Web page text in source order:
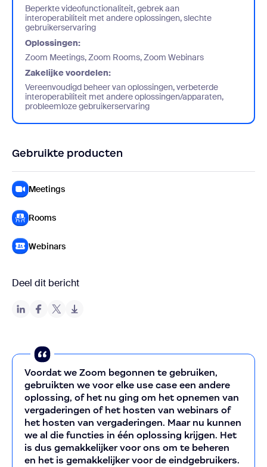
Beperkte videofunctionaliteit, gebrek aan
interoperabiliteit met andere oplossingen, slechte
gebruikerservaring
Oplossingen:
Zoom Meetings, Zoom Rooms, Zoom Webinars
Zakelijke voordelen:
Vereenvoudigd beheer van oplossingen, verbeterde
interoperabiliteit met andere oplossingen/apparaten,
probleemloze gebruikerservaring
Gebruikte producten
Meetings
Rooms
Webinars
Deel dit bericht
Voordat we Zoom begonnen te gebruiken,
gebruikten we voor elke use case een andere
oplossing, of het nu ging om het opnemen van
vergaderingen of het hosten van webinars of
het hosten van vergaderingen. Maar nu kunnen
we al die functies in één oplossing krijgen. Het
is dus gemakkelijker voor ons om te beheren
en het is gemakkelijker voor de eindgebruikers.